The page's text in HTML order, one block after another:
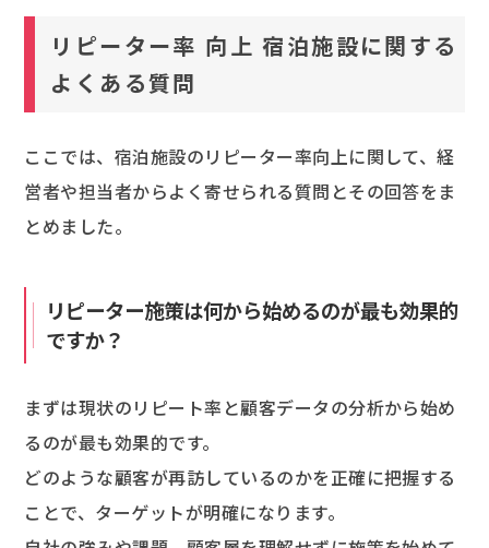
リピーター率 向上 宿泊施設に関する
よくある質問
ここでは、宿泊施設のリピーター率向上に関して、経
営者や担当者からよく寄せられる質問とその回答をま
とめました。
リピーター施策は何から始めるのが最も効果的
ですか？
まずは現状のリピート率と顧客データの分析から始め
るのが最も効果的です。
どのような顧客が再訪しているのかを正確に把握する
ことで、ターゲットが明確になります。